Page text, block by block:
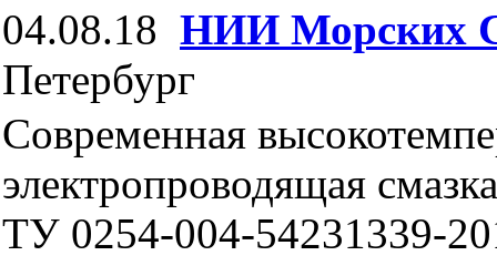
04.08.18 НИИ Морских
Петербург
Современная
электропроводящая
ТУ 0254-004-54231339-